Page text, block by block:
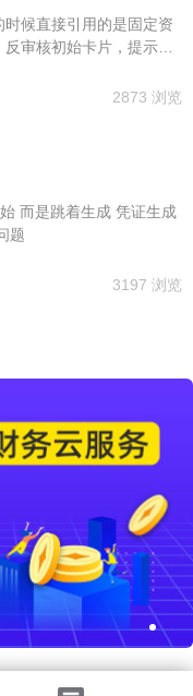
候直接引用的是固定资
审核初始卡片，提示有
2873 浏览
而是跳着生成 凭证生成
题
3197 浏览